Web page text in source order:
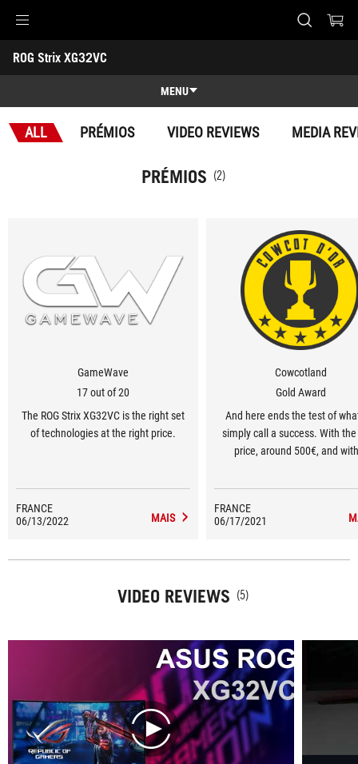
Accessibility links
Skip to content
Accessibility Help
Skip to Menu
Rodapé ASUS
ROG Strix XG32VC
-
MENU
Características
Suporte
ALL PRÉMIOS VIDEO REVIEWS MEDIA
PRÉMIOS (2)
GameWave
17 out of 20
The ROG Strix XG32VC is the right set
of technologies at the right price.
FRANCE
06/13/2022
MAIS
Cowcotland
Gold Award
And here ends the test of
simply call a success. With
price, around 500€, and
FRANCE
06/17/2021
VIDEO REVIEWS (5)
play